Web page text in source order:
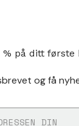
% på ditt første
og få